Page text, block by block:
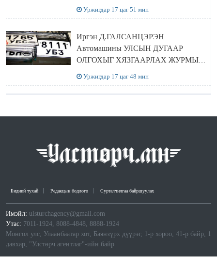
Уржигдар 17 цаг 51 мин
Иргэн Д.ГАЛСАНЦЭРЭН
Автомашины УЛСЫН ДУГААР
ОЛГОХЫГ ХЯЗГААРЛАХ ЖУРМЫГ
Уржигдар 17 цаг 48 мин
Бидний тухай Редакцын бодлого Сурталчилгаа байршуулах
Имэйл: ulsturchagency@gmail.com
Утас: 7011-1924, 8088-4848, 8888-1924
Монгол улс, Улаанбаатар хот, Баянзүрх дүүрэг, 1-р хороо, 41-р байр, 1
давхар, "Улстөрч агентлаг"-ийн байр